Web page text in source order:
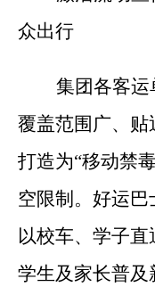
众出行
集团各客运
覆盖范围广、
打造为“移动禁
空限制。好运巴
以校车、学子
学生及家长普